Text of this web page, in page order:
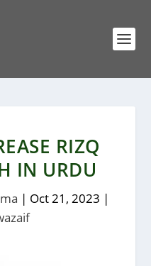
RIZQ
IN URDU
| Oct 21, 2023 |